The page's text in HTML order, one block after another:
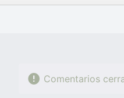
FACEBOOK
TWITTERFLIPBOARD
E-
Comentarios